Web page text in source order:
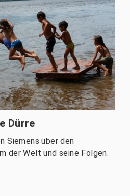
Dürre
Siemens über den
der Welt und seine Folgen.